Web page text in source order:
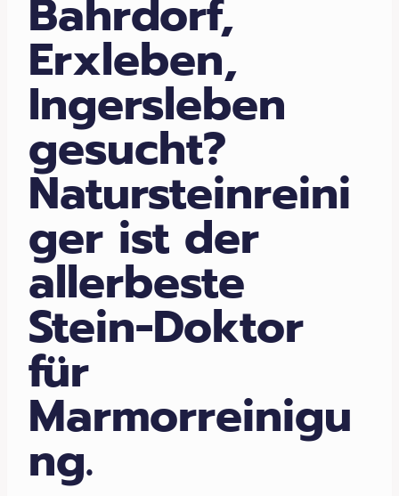
Bahrdorf,
Erxleben,
Ingersleben
gesucht?
Natursteinreini
ger ist der
allerbeste
Stein-Doktor
für
Marmorreinigu
ng.